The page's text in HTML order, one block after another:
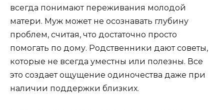
всегда понимают переживания молодой
матери. Муж может не осознавать глубину
проблем, считая, что достаточно просто
помогать по дому. Родственники дают советы,
которые не всегда уместны или полезны. Все
это создает ощущение одиночества даже при
наличии поддержки близких.